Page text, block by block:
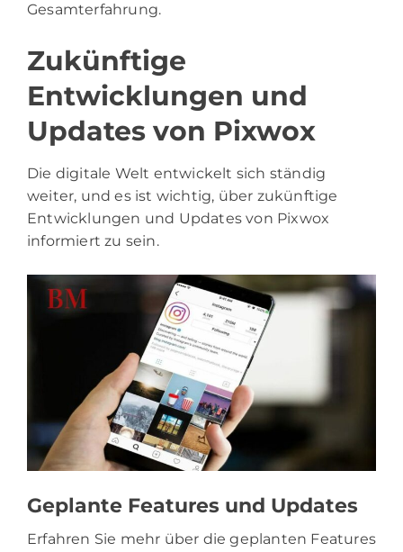
Gesamterfahrung.
Zukünftige
Entwicklungen und
Updates von Pixwox
Die digitale Welt entwickelt sich ständig
weiter, und es ist wichtig, über zukünftige
Entwicklungen und Updates von Pixwox
informiert zu sein.
Geplante Features und Updates
Erfahren Sie mehr über die geplanten Features